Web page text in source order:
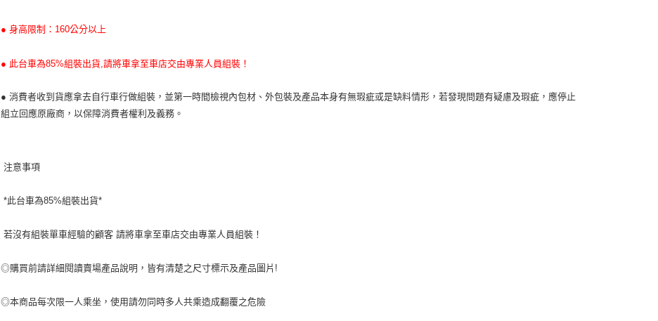
● 身高限制：160公分以上
● 此台車為85%組裝出貨,請將車拿至車店交由專業人員組裝！
● 消費者收到貨應拿去自行車行做組裝，並第一時間檢視內包材、外包裝及產品本身有無瑕疵或是缺料情形，若發現問題有疑慮及瑕疵，應停止
組立回應原廠商，以保障消費者權利及義務。
注意事項
*此台車為85%組裝出貨*
若沒有組裝單車經驗的顧客 請將車拿至車店交由專業人員組裝！
◎購買前請詳細閱讀賣場產品說明，皆有清楚之尺寸標示及產品圖片!
◎本商品每次限一人乘坐，使用請勿同時多人共乘造成翻覆之危險